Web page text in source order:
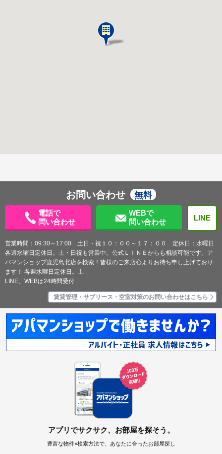
お問い合わせ 無料
電話で
問い合わせ
WEBで
問い合わせ
LINE
営業時間：09:30～17:00 土日・祝１０：００～１７：００ 定休日：水曜日
各週水曜日定休日。土・日祝も営業中。公式ＬＩＮＥからも相談可能です。ア
パマンショップ鹿児島北店を検索！皆様のご来店心よりお待ち申し上げており
ます！ 各週水曜日定休日。土
LINE、WEBは24時間受付
賃貸管理・サブリース・空室対策のお問い合わせはこちら
アプリでサクサク、お部屋を探そう。
豊富な物件×検索方法で、あなたに合ったお部屋探し